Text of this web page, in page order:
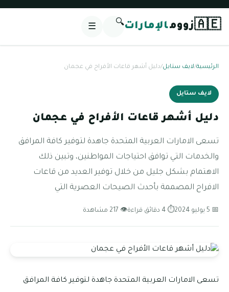
🇦🇪زوومالإمارات🔍
☰
الرئيسية/لايف ستايل/دليل أشهر قاعات الأفراح في عجمان
لايف ستايل
دليل أشهر قاعات الأفراح في عجمان
تسعى الامارات العربية المتحدة جاهدة لتوفير كافة المرافق
والخدمات التي توافق احتياجات المواطنين، وتبين ذلك
الاهتمام بشكل جليل من خلال توفير العديد من قاعات
الافراح المصممة بأحدث الصيحات العصرية التي
📅 5 يوليو 2024 ⏱ 4 دقائق قراءة 👁 217 مشاهدة
تسعى الامارات العربية المتحدة جاهدة لتوفير كافة المرافق